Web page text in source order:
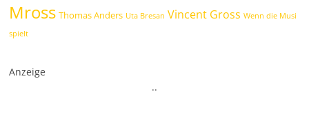
Mross Thomas Anders Uta Bresan Vincent Gross Wenn die Musi
spielt
Anzeige
..